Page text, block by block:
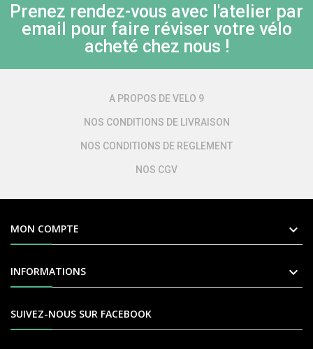
Prenez rendez-vous avec l'atelier par
email pour faire réviser votre vélo
acheté chez nous !
A PROPOS DE VELO 9
NOS CONDITIONS DE LIVRAISON
NOS CONDITIONS DE REGLEMENT
NOS CGV
MON COMPTE 
INFORMATIONS 
SUIVEZ-NOUS SUR FACEBOOK